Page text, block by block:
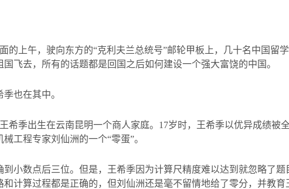
的上午，驶向东方的“克利夫兰总统号”邮轮甲板上，几十名中国留
飞去，所有的话题都是回国之后如何建设一个强大富饶的中国。
也在其中。
希季出生在云南昆明一个商人家庭。 17岁时，王希季以优异成绩被
工程专家刘仙洲的一个“零蛋”。
小数点后三位。但是，王希季因为计算尺精度难以达到就忽略了题
计算过程都是正确的，但刘仙洲还是毫不留情地给了零分，并教育